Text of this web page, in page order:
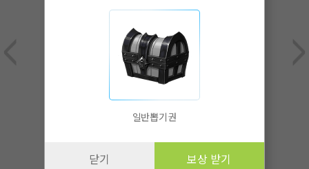
일반뽑기권
닫기 보상 받기